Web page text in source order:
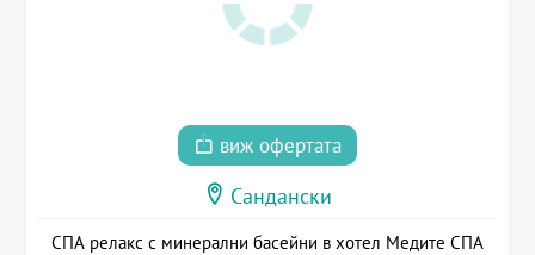
виж офертата
Сандански
СПА релакс с минерални басейни в хотел Медите СПА